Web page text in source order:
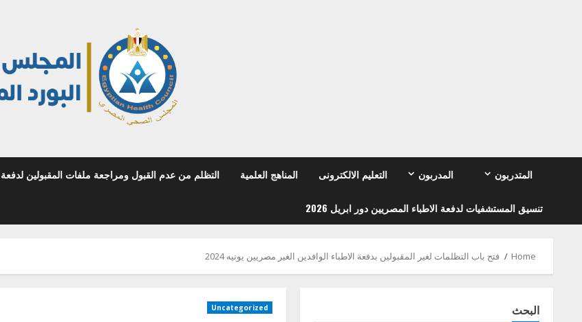
المتدربون المدربون التعليم الالكترونى المناهج العلمية التظلم من عدم القبول ومراجعة ملفات المقبولين لدفعة
تنسيق المستشفيات لدفعة الاطباء المصريين دور ابريل 2026
Home فتح باب التظلمات لغير المقبولين بدفعة الاطباء الوافدين الغير مصريين يونيه 2024
Uncategorized البحث